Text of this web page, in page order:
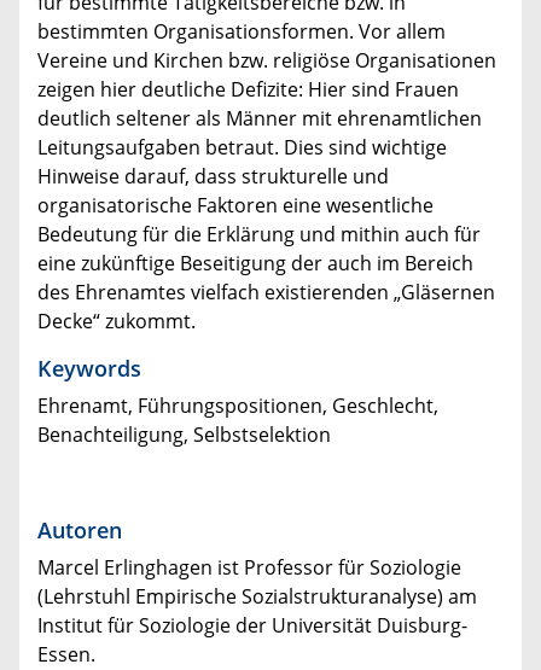
bestimmten Organisationsformen. Vor allem
Vereine und Kirchen bzw. religiöse Organisationen
zeigen hier deutliche Defizite: Hier sind Frauen
deutlich seltener als Männer mit ehrenamtlichen
Leitungsaufgaben betraut. Dies sind wichtige
Hinweise darauf, dass strukturelle und
organisatorische Faktoren eine wesentliche
Bedeutung für die Erklärung und mithin auch für
eine zukünftige Beseitigung der auch im Bereich
des Ehrenamtes vielfach existierenden „Gläsernen
Decke“ zukommt.
Keywords
Ehrenamt, Führungspositionen, Geschlecht,
Benachteiligung, Selbstselektion
Autoren
Marcel Erlinghagen ist Professor für Soziologie
(Lehrstuhl Empirische Sozialstrukturanalyse) am
Institut für Soziologie der Universität Duisburg-
Essen.